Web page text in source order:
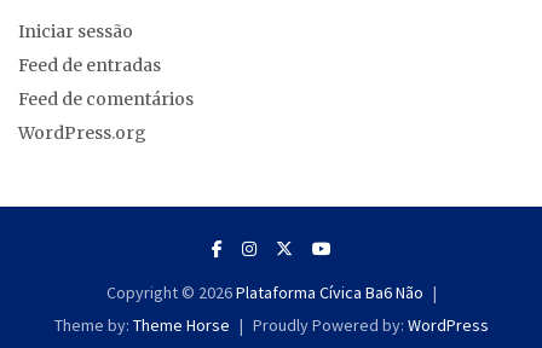
Iniciar sessão
Feed de entradas
Feed de comentários
WordPress.org
Copyright © 2026Plataforma Cívica Ba6 Não
Theme by: Theme Horse Proudly Powered by: WordPress